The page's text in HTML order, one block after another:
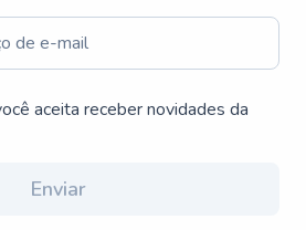
aceita receber novidades da
Enviar